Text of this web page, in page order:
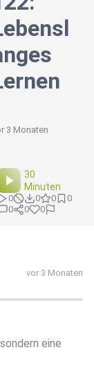
3 Monaten
30
Minuten
0 0 0
0
0
0 0
vor 3 Monaten
eine